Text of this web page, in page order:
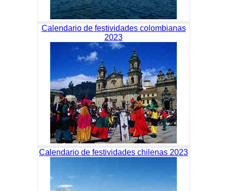
Calendario de festividades colombianas
2023
Calendario de festividades chilenas 2023